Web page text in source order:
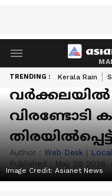
TRENDING : Kerala Rain
വിരണ്ടോടി
Author : Web Desk |
Published : May 29 2026,
Image Credit: Asianet News